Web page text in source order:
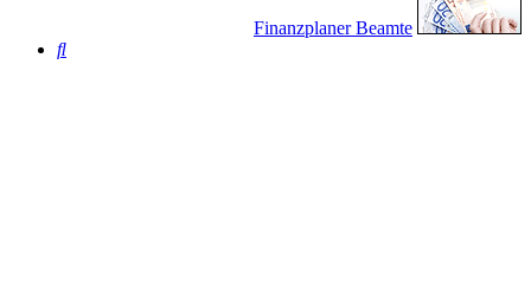
Finanzplaner Beamte
Suche